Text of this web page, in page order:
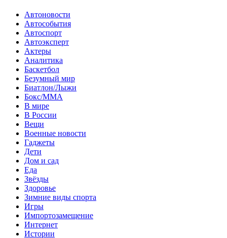
Автоновости
Автособытия
Автоспорт
Автоэксперт
Актеры
Аналитика
Баскетбол
Безумный мир
Биатлон/Лыжи
Бокс/MMA
В мире
В России
Вещи
Военные новости
Гаджеты
Дети
Дом и сад
Еда
Звёзды
Здоровье
Зимние виды спорта
Игры
Импортозамещение
Интернет
Истории